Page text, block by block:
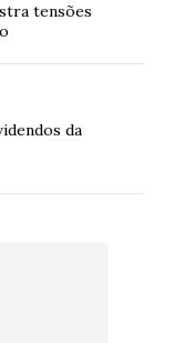
tensões
da